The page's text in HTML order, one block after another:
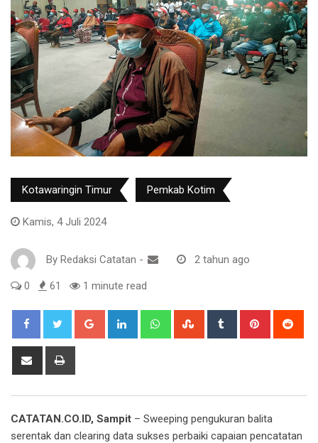
Kotawaringin Timur Pemkab Kotim
Kamis, 4 Juli 2024
By Redaksi Catatan - 2 tahun ago
0 61 1 minute read
Google+ LinkedIn WhatsappStumbleUpon
Tumblr Pinterest
Share
CATATAN.CO.ID, Sampit – Sweeping pengukuran balita
serentak dan clearing data sukses perbaiki capaian pencatatan